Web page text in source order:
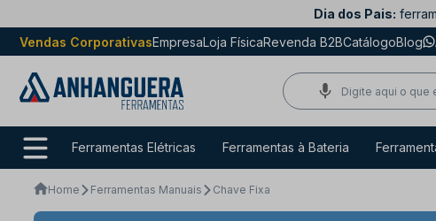
Dia dos Pais:
Vendas CorporativasEmpresaLoja FísicaRevenda B2BCatálogoBlog
Ferramentas Elétricas Ferramentas à Bateria
Home Ferramentas Manuais Chave Fixa